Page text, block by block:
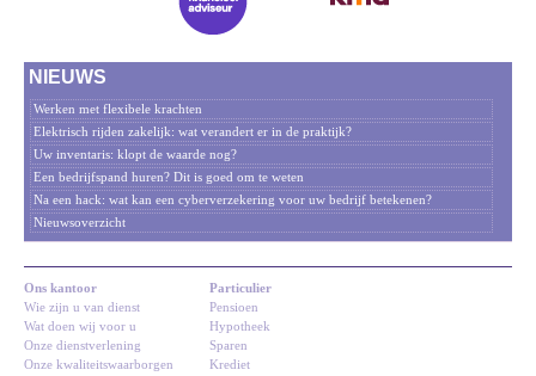
NIEUWS
Werken met flexibele krachten
Elektrisch rijden zakelijk: wat verandert er in de praktijk?
Uw inventaris: klopt de waarde nog?
Een bedrijfspand huren? Dit is goed om te weten
Na een hack: wat kan een cyberverzekering voor uw bedrijf betekenen?
Nieuwsoverzicht
Ons kantoor
Wie zijn u van dienst
Wat doen wij voor u
Onze dienstverlening
Onze kwaliteitswaarborgen
Particulier
Pensioen
Hypotheek
Sparen
Krediet